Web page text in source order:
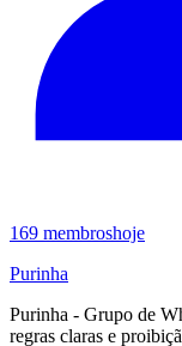
169 membroshoje
Purinha
Purinha - Grupo de
regras claras e